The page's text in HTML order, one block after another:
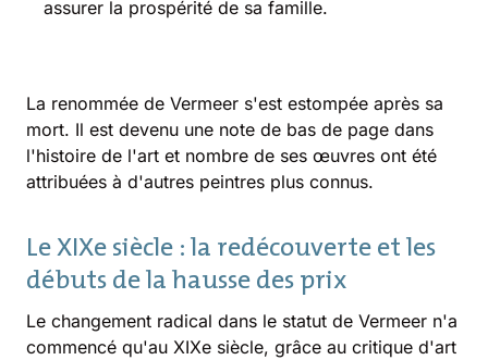
assurer la prospérité de sa famille.
La renommée de Vermeer s'est estompée après sa
mort. Il est devenu une note de bas de page dans
l'histoire de l'art et nombre de ses œuvres ont été
attribuées à d'autres peintres plus connus.
Le XIXe siècle : la redécouverte et les
débuts de la hausse des prix
Le changement radical dans le statut de Vermeer n'a
commencé qu'au XIXe siècle, grâce au critique d'art